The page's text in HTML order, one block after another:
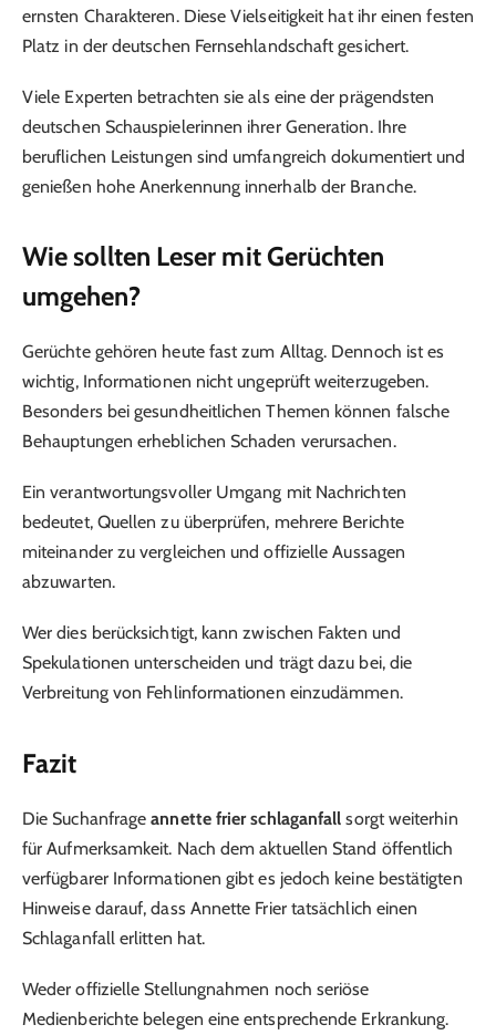
ernsten Charakteren. Diese Vielseitigkeit hat ihr einen festen
Platz in der deutschen Fernsehlandschaft gesichert.
Viele Experten betrachten sie als eine der prägendsten
deutschen Schauspielerinnen ihrer Generation. Ihre
beruflichen Leistungen sind umfangreich dokumentiert und
genießen hohe Anerkennung innerhalb der Branche.
Wie sollten Leser mit Gerüchten
umgehen?
Gerüchte gehören heute fast zum Alltag. Dennoch ist es
wichtig, Informationen nicht ungeprüft weiterzugeben.
Besonders bei gesundheitlichen Themen können falsche
Behauptungen erheblichen Schaden verursachen.
Ein verantwortungsvoller Umgang mit Nachrichten
bedeutet, Quellen zu überprüfen, mehrere Berichte
miteinander zu vergleichen und offizielle Aussagen
abzuwarten.
Wer dies berücksichtigt, kann zwischen Fakten und
Spekulationen unterscheiden und trägt dazu bei, die
Verbreitung von Fehlinformationen einzudämmen.
Fazit
Die Suchanfrageannette frier schlaganfall sorgt weiterhin
für Aufmerksamkeit. Nach dem aktuellen Stand öffentlich
verfügbarer Informationen gibt es jedoch keine bestätigten
Hinweise darauf, dass Annette Frier tatsächlich einen
Schlaganfall erlitten hat.
Weder offizielle Stellungnahmen noch seriöse
Medienberichte belegen eine entsprechende Erkrankung.